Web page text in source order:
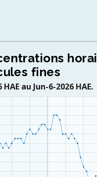
fines
au Jun-6-2026 HAE.